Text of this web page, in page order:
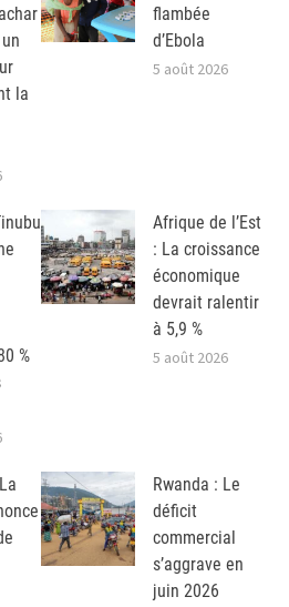
la
flambée
d’Ebola
5 août 2026
%
Afrique de l’Est
: La croissance
économique
devrait ralentir
à 5,9 %
5 août 2026
Rwanda : Le
déficit
commercial
s’aggrave en
juin 2026